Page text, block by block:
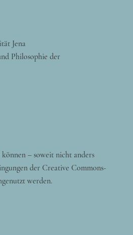
Jena
Philosophie der
– soweit nicht anders
der Creative Commons-
werden.